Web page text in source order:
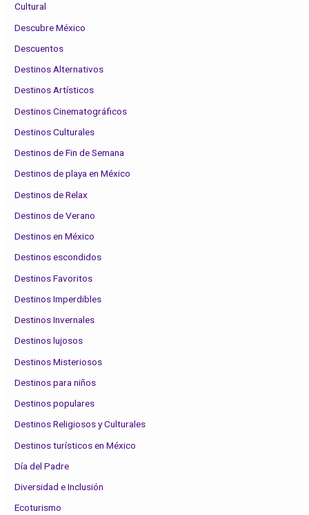
Cultural
Descubre México
Descuentos
Destinos Alternativos
Destinos Artísticos
Destinos Cinematográficos
Destinos Culturales
Destinos de Fin de Semana
Destinos de playa en México
Destinos de Relax
Destinos de Verano
Destinos en México
Destinos escondidos
Destinos Favoritos
Destinos Imperdibles
Destinos Invernales
Destinos lujosos
Destinos Misteriosos
Destinos para niños
Destinos populares
Destinos Religiosos y Culturales
Destinos turísticos en México
Día del Padre
Diversidad e Inclusión
Ecoturismo